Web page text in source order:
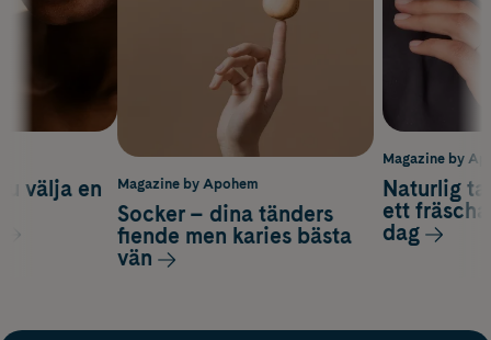
Magazine by
Naturlig
ett
dag
välja en
Magazine by Apohem
Socker – dina tänders
fiende men karies bästa
vän